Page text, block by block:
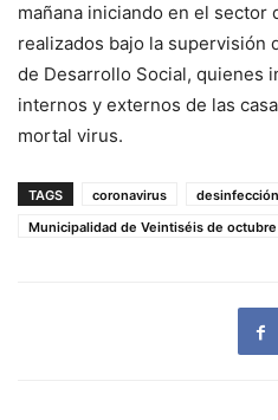
mañana iniciando en el sector
realizados bajo la supervisión
de Desarrollo Social, quienes
internos y externos de las
mortal virus.
TAGS coronavirus
desinfección
Municipalidad de Veintiséis de octubre